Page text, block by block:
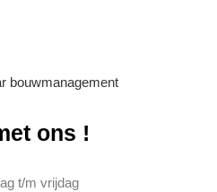
ons !
t/m vrijdag